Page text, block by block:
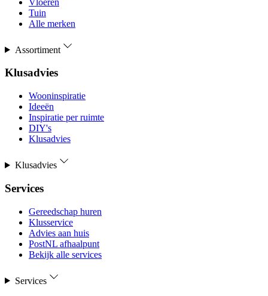
Tuin
Alle merken
Assortiment
Klusadvies
Wooninspiratie
Ideeën
Inspiratie per ruimte
DIY's
Klusadvies
Klusadvies
Services
Gereedschap huren
Klusservice
Advies aan huis
PostNL afhaalpunt
Bekijk alle services
Services